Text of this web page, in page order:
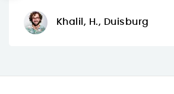
Khalil, H., Duisburg